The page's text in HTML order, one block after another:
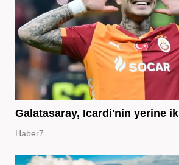
Galatasaray, Icardi'nin yerine
Haber7